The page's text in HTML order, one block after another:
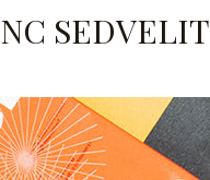
SEDVELIT